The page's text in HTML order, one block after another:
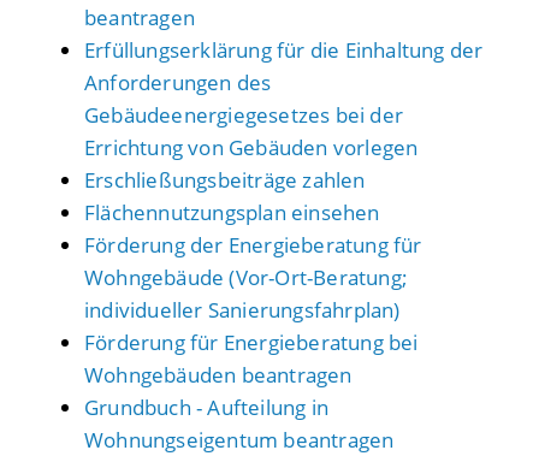
beantragen
Erfüllungserklärung für die Einhaltung der
Anforderungen des
Gebäudeenergiegesetzes bei der
Errichtung von Gebäuden vorlegen
Erschließungsbeiträge zahlen
Flächennutzungsplan einsehen
Förderung der Energieberatung für
Wohngebäude (Vor-Ort-Beratung;
individueller Sanierungsfahrplan)
Förderung für Energieberatung bei
Wohngebäuden beantragen
Grundbuch - Aufteilung in
Wohnungseigentum beantragen